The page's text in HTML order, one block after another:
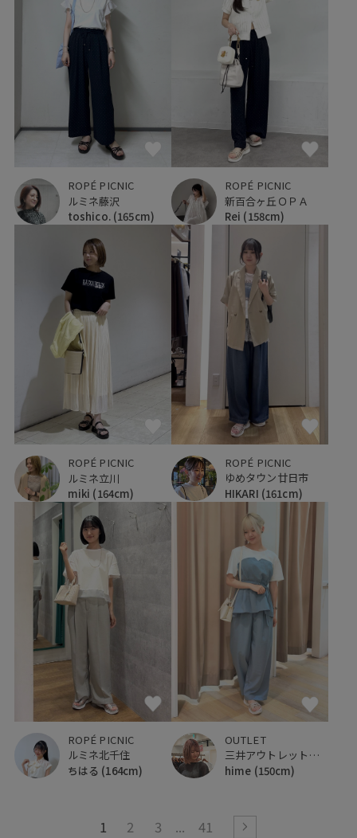
ROPÉ PICNIC
ルミネ藤沢
toshico. (165cm)
ROPÉ PICNIC
新百合ヶ丘ＯＰＡ
Rei (158cm)
ROPÉ PICNIC
ルミネ立川
miki (164cm)
ROPÉ PICNIC
ゆめタウン廿日市
HIKARI (161cm)
ROPÉ PICNIC
ルミネ北千住
ちはる (164cm)
OUTLET
三井アウトレットパーク 仙台港
hime (150cm)
1 2 3 41